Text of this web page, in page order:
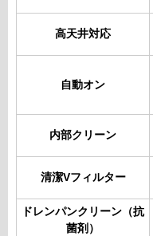
高天井対応
自動オン
内部クリーン
清潔Vフィルター
ドレンパンクリーン（抗
菌剤）